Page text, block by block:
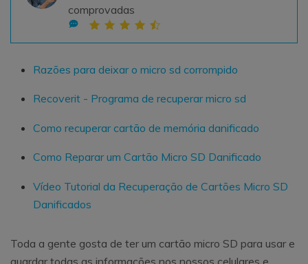
Outros Produtos
Repairit - Reparar Dados
UBackit - Backup de Dados
comprovadas
Razões para deixar o micro sd corrompido
Recoverit - Programa de recuperar micro sd
Como recuperar cartão de memória danificado
Como Reparar um Cartão Micro SD Danificado
Vídeo Tutorial da Recuperação de Cartões Micro SD
Danificados
Toda a gente gosta de ter um cartão micro SD para usar e
guardar todas as informações nos nossos celulares e